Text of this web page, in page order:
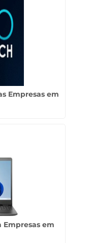
Empresas em
Empresas em